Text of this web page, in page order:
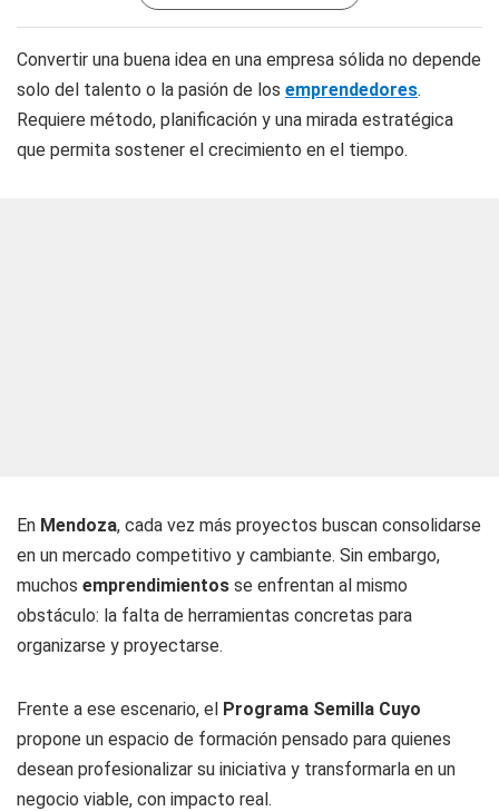
Convertir una buena idea en una empresa sólida no depende
solo del talento o la pasión de los emprendedores.
Requiere método, planificación y una mirada estratégica
que permita sostener el crecimiento en el tiempo.
En Mendoza, cada vez más proyectos buscan consolidarse
en un mercado competitivo y cambiante. Sin embargo,
muchos emprendimientos se enfrentan al mismo
obstáculo: la falta de herramientas concretas para
organizarse y proyectarse.
Frente a ese escenario, el Programa Semilla Cuyo
propone un espacio de formación pensado para quienes
desean profesionalizar su iniciativa y transformarla en un
negocio viable, con impacto real.